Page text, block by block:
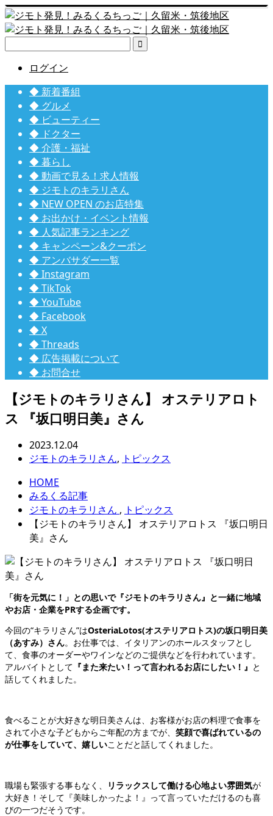

ログイン
◆ 新着番組
◆ グルメ
◆ ビューティー
◆ ドクター
◆ 介護・福祉
◆ 暮らし
◆ 動画で見る！求人情報
◆ ジモトのキラリさん
◆ NEW OPEN のお店特集
◆ お出かけ・イベント情報
◆ 人気記事ランキング
◆ キャンペーン&クーポン
◆ アンバサダー一覧
◆ Instagram
◆ TikTok
◆ YouTube
◆ Facebook
◆ X
◆ Threads
◆ 広告掲載について
◆ お問合せ
【ジモトのキラリさん】 オステリアロト
ス 『坂口明日美』さん
2023.12.04
ジモトのキラリさん, トピックス
HOME
みるくる記事
ジモトのキラリさん , トピックス
【ジモトのキラリさん】 オステリアロトス 『坂口明日
美』さん
「街を元気に！」との思いで『ジモトのキラリさん』と一緒に地域
やお店・企業をPRする企画です。
今回の“キラリさん”はOsteriaLotos(オステリアロトス)の坂口明日美
（あすみ）さん。お仕事では、イタリアンのホールスタッフとし
て、食事のオーダーやワインなどのご提供などを行われています。
アルバイトとして 『また来たい！って言われるお店にしたい！』 と
話してくれました。
食べることが大好きな明日美さんは、お客様がお店の料理で食事を
されて小さな子どもからご年配の方までが、 笑顔で喜ばれているの
が仕事をしていて、嬉しいことだと話してくれました。
職場も緊張する事もなく、 リラックスして働ける心地よい雰囲気が
大好き！そして『美味しかったよ！』って言っていただけるのも喜
びの一つだそうです。